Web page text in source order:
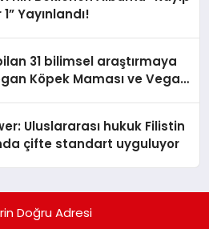
Yayınlandı!
31 bilimsel araştırmaya
Köpek Maması ve Vegan
Uluslararası hukuk Filistin
çifte standart uyguluyor
Doğru Adresi